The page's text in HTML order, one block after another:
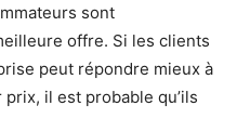
sont
offre. Si les clients
peut répondre mieux à
il est probable qu’ils